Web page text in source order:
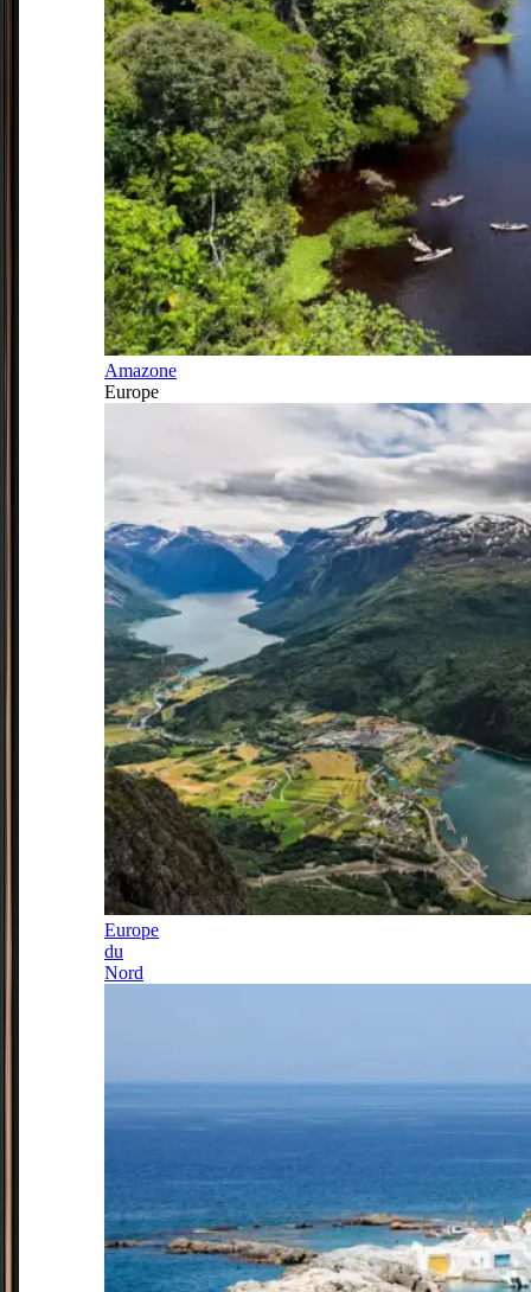
Amazone
Europe
Europe
du
Nord